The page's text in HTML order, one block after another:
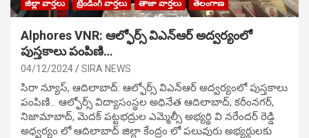
జిల్లా వార్తలు ట్రేండింగ్ వార్తలు తాజా వార్తలు తెలంగాణ
Alphores VNR: ఆల్ఫోర్స్ విఎన్ఆర్ అద్వర్యంలో
పుస్తకాలు పంపిణి…
04/12/2024 SIRA NEWS
సిరా న్యూస్, ఆదిలాబాద్: ఆల్ఫోర్స్ విఎన్ఆర్ అద్వర్యంలో పుస్తకాలు
పంపిణి… ఆల్ఫోర్స్ విద్యాసంస్థల అధినేత ఆదిలాబాద్, కరీంనగర్,
నిజామాబాద్, మెదక్ పట్టభద్రుల ఎమ్మెల్సీ అభ్యర్థి వి నరేందర్ రెడ్డి
అధ్వర్యం లో ఆదిలాబాద్ జిల్లా కేంద్రం లో పలువురు అభ్యర్థులకు